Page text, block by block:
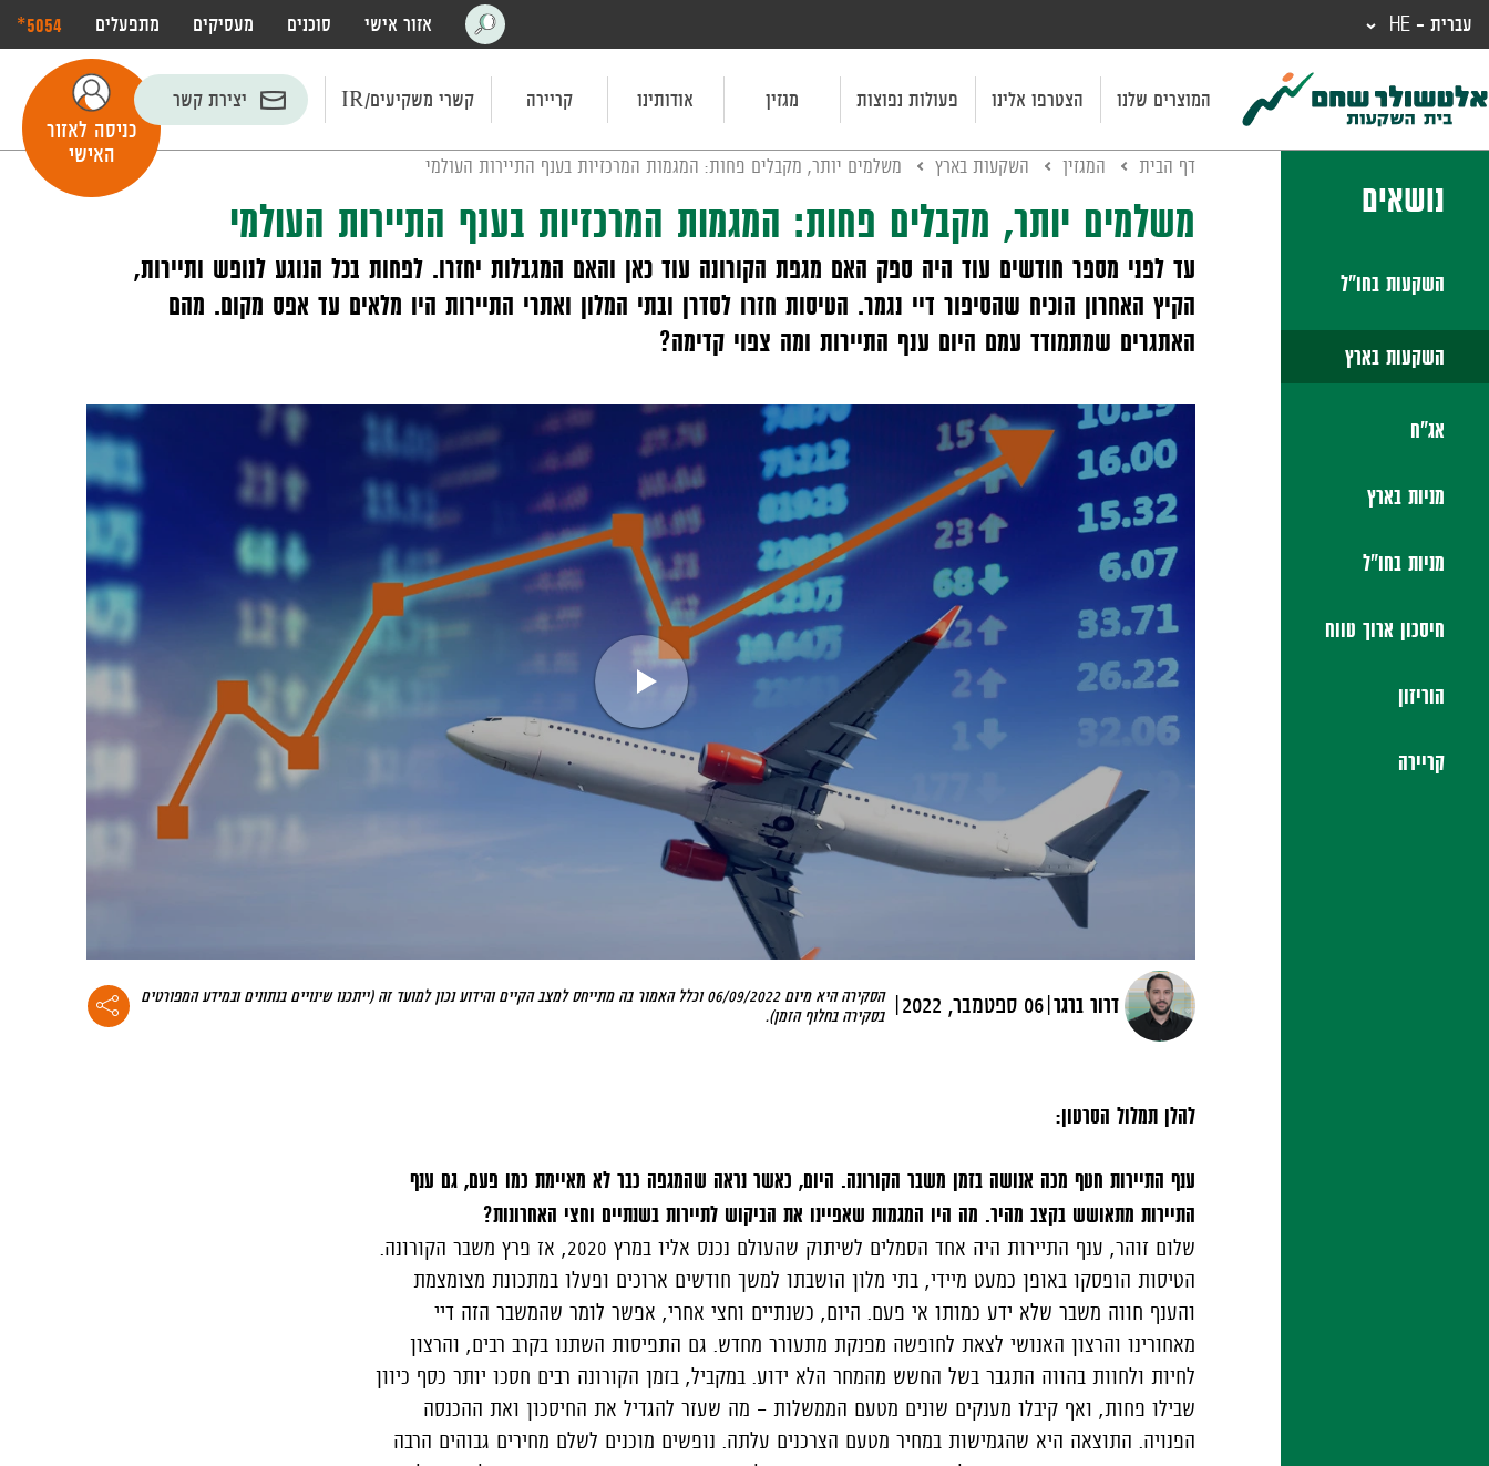
עברית - HE
פתח
אזור אישי סוכנים מעסיקים מתפעלים ‎*5054
המוצרים שלנו הצטרפו אלינו פעולות נפוצות מגזין אודותינו קריירה קשרי משקיעים/IR יצירת קשר
כניסה לאזור
האישי
נושאים
השקעות בחו"ל
השקעות בארץ
אג"ח
מניות בארץ
מניות בחו"ל
חיסכון ארוך טווח
הוריזון
קריירה
דף הבית המגזין השקעות בארץ משלמים יותר, מקבלים פחות: המגמות המרכזיות בענף התיירות העולמי
משלמים יותר, מקבלים פחות: המגמות המרכזיות בענף התיירות העולמי
עד לפני מספר חודשים עוד היה ספק האם מגפת הקורונה עוד כאן והאם המגבלות יחזרו. לפחות בכל הנוגע לנופש ותיירות,
הקיץ האחרון הוכיח שהסיפור דיי נגמר. הטיסות חזרו לסדרן ובתי המלון ואתרי התיירות היו מלאים עד אפס מקום. מהם
האתגרים שמתמודד עמם היום ענף התיירות ומה צפוי קדימה?
דרור ברגר|06 ספטמבר, 2022 |
הסקירה היא מיום 06/09/2022 וכלל האמור בה מתייחס למצב הקיים והידוע נכון למועד זה (ייתכנו שינויים בנתונים ובמידע המפורטים
בסקירה בחלוף הזמן).
להלן תמלול הסרטון:
ענף התיירות חטף מכה אנושה בזמן משבר הקורונה. היום, כאשר נראה שהמגפה כבר לא מאיימת כמו פעם, גם ענף
התיירות מתאושש בקצב מהיר. מה היו המגמות שאפיינו את הביקוש לתיירות בשנתיים וחצי האחרונות?
שלום זוהר, ענף התיירות היה אחד הסמלים לשיתוק שהעולם נכנס אליו במרץ 2020, אז פרץ משבר הקורונה.
הטיסות הופסקו באופן כמעט מיידי, בתי מלון הושבתו למשך חודשים ארוכים ופעלו במתכונת מצומצמת
והענף חווה משבר שלא ידע כמותו אי פעם. היום, כשנתיים וחצי אחרי, אפשר לומר שהמשבר הזה דיי
מאחורינו והרצון האנושי לצאת לחופשה מפנקת מתעורר מחדש. גם התפיסות השתנו בקרב רבים, והרצון
לחיות ולחוות בהווה התגבר בשל החשש מהמחר הלא ידוע. במקביל, בזמן הקורונה רבים חסכו יותר כסף כיוון
שבילו פחות, ואף קיבלו מענקים שונים מטעם הממשלות - מה שעזר להגדיל את החיסכון ואת ההכנסה
הפנויה. התוצאה היא שהגמישות במחיר מטעם הצרכנים עלתה. נופשים מוכנים לשלם מחירים גבוהים הרבה